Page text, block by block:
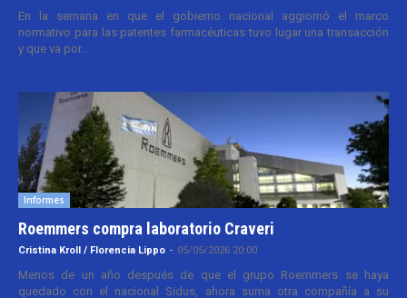
En la semana en que el gobierno nacional aggiornó el marco
normativo para las patentes farmacéuticas tuvo lugar una transacción
y que va por...
Informes
Roemmers compra laboratorio Craveri
Cristina Kroll / Florencia Lippo - 05/05/2026 20:00
Menos de un año después de que el grupo Roemmers se haya
quedado con el nacional Sidus, ahora suma otra compañía a su